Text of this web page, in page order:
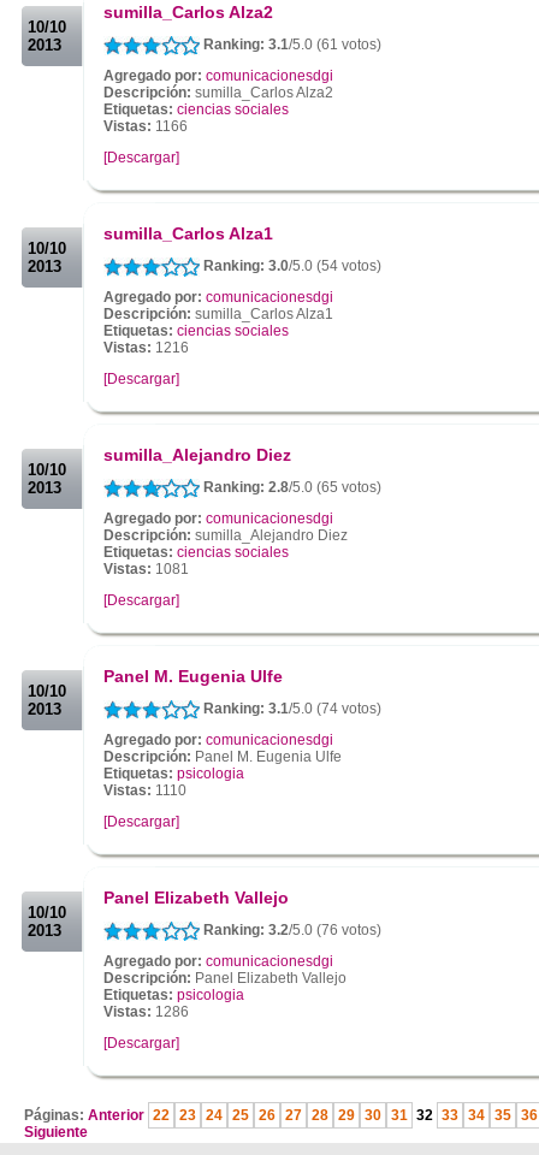
10/10
2013
sumilla_Carlos Alza2
Ranking: 3.1/5.0 (61 votos)
Agregado por: comunicacionesdgi
Descripción: sumilla_Carlos Alza2
Etiquetas: ciencias sociales
Vistas: 1166
[Descargar]
10/10
2013
sumilla_Carlos Alza1
Ranking: 3.0/5.0 (54 votos)
Agregado por: comunicacionesdgi
Descripción: sumilla_Carlos Alza1
Etiquetas: ciencias sociales
Vistas: 1216
[Descargar]
10/10
2013
sumilla_Alejandro Diez
Ranking: 2.8/5.0 (65 votos)
Agregado por: comunicacionesdgi
Descripción: sumilla_Alejandro Diez
Etiquetas: ciencias sociales
Vistas: 1081
[Descargar]
10/10
2013
Panel M. Eugenia Ulfe
Ranking: 3.1/5.0 (74 votos)
Agregado por: comunicacionesdgi
Descripción: Panel M. Eugenia Ulfe
Etiquetas: psicologia
Vistas: 1110
[Descargar]
10/10
2013
Panel Elizabeth Vallejo
Ranking: 3.2/5.0 (76 votos)
Agregado por: comunicacionesdgi
Descripción: Panel Elizabeth Vallejo
Etiquetas: psicologia
Vistas: 1286
[Descargar]
Páginas: Anterior 22 23 24 25 26 27 28 29 30 31 32 33 34 35 36
Siguiente